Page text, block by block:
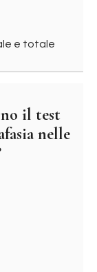
e totale
il test
nelle